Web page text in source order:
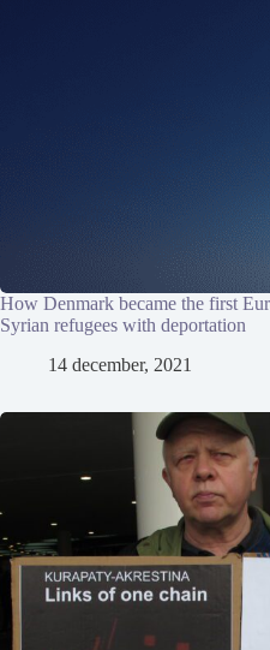
How Denmark became the first
Syrian refugees with deportation
14 december, 2021